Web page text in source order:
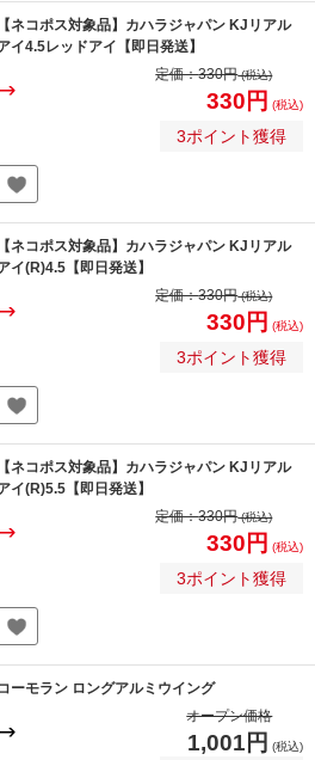
【ネコポス対象品】カハラジャパン KJリアル
イ4.5レッドアイ【即日発送】
定価：330円(税込)
330円 (税込)
3ポイント獲得
【ネコポス対象品】カハラジャパン KJリアル
イ(R)4.5【即日発送】
定価：330円(税込)
330円 (税込)
3ポイント獲得
【ネコポス対象品】カハラジャパン KJリアル
イ(R)5.5【即日発送】
定価：330円(税込)
330円 (税込)
3ポイント獲得
ーモラン ロングアルミウイング
オープン価格
1,001円 (税込)